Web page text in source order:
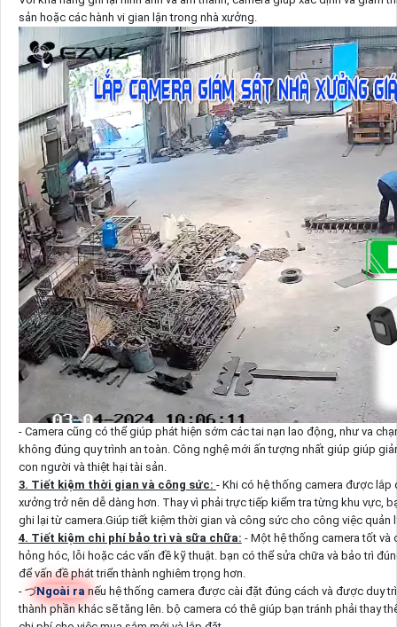
sản hoặc các hành vi gian lận trong nhà xưởng.
- Camera cũng có thể giúp phát hiện sớm các tai nạn lao động, như va
không đúng quy trình an toàn. Công nghệ mới ấn tượng nhất giúp giúp
con người và thiệt hại tài sản.
3. Tiết kiệm thời gian và công sức: - Khi có hệ thống camera được lắp
xưởng trở nên dễ dàng hơn. Thay vì phải trực tiếp kiểm tra từng khu vực,
ghi lại từ camera.Giúp tiết kiệm thời gian và công sức cho công việc quản
4. Tiết kiệm chi phí bảo trì và sữa chữa: - Một hệ thống camera tốt
hỏng hóc, lỗi hoặc các vấn đề kỹ thuật. bạn có thể sửa chữa và bảo trì
để vấn đề phát triển thành nghiêm trọng hơn.
- づNgoài ra nếu hệ thống camera được cài đặt đúng cách và được duy
thành phần khác sẽ tăng lên. bộ camera có thê giúp bạn tránh phải thay